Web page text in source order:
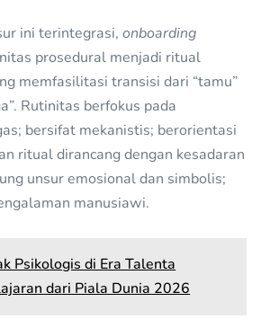
ini terintegrasi,onboarding
prosedural menjadi ritual
memfasilitasi transisi dari “tamu”
Rutinitas berfokus pada
bersifat mekanistis; berorientasi
ritual dirancang dengan kesadaran
unsur emosional dan simbolis;
manusiawi.
Psikologis di Era Talenta
dari Piala Dunia 2026